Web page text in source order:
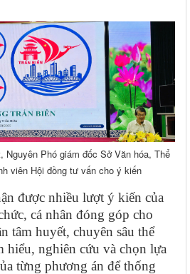
Nguyên Phó giám đốc Sở Văn hóa, Thể
viên Hội đồng tư vấn cho ý kiến
được nhiều lượt ý kiến của
cá nhân đóng góp cho
tâm huyết, chuyên sâu thể
hiểu, nghiên cứu và chọn lựa
từng phương án để thống